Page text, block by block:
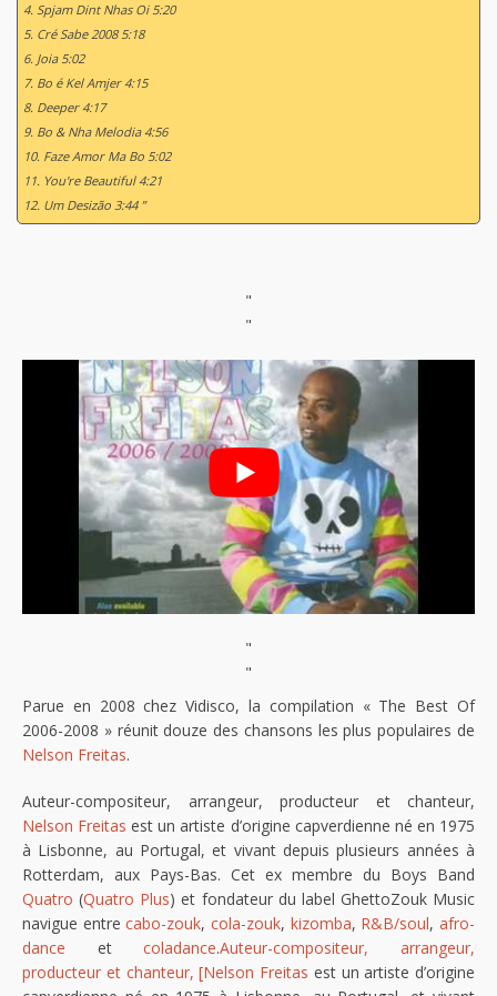
4. Spjam Dint Nhas Oi 5:20
5. Cré Sabe 2008 5:18
6. Joia 5:02
7. Bo é Kel Amjer 4:15
8. Deeper 4:17
9. Bo & Nha Melodia 4:56
10. Faze Amor Ma Bo 5:02
11. You're Beautiful 4:21
12. Um Desizão 3:44 ”
"
"
"
"
Parue en 2008 chez Vidisco, la compilation « The Best Of
2006-2008 » réunit douze des chansons les plus populaires de
Nelson Freitas.
Auteur-compositeur, arrangeur, producteur et chanteur,
Nelson Freitas est un artiste d’origine capverdienne né en 1975
à Lisbonne, au Portugal, et vivant depuis plusieurs années à
Rotterdam, aux Pays-Bas. Cet ex membre du Boys Band
Quatro (Quatro Plus) et fondateur du label GhettoZouk Music
navigue entrecabo-zouk,cola-zouk, kizomba, R&B/soul,afro-
dance etcoladance.Auteur-compositeur, arrangeur,
producteur et chanteur, [Nelson Freitas est un artiste d’origine